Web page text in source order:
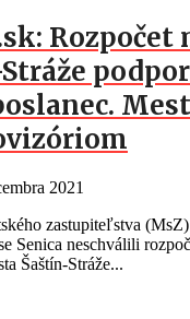
Rozpočet
2021
zastupiteľstva
Senica neschválili
Šaštín-Stráže...